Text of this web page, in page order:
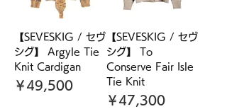
【SEVESKIG / セヴ
シグ】 Argyle Tie
Knit Cardigan
価格
￥49,500
【SEVESKIG / セヴ
シグ】 To
Conserve Fair Isle
Tie Knit
価格
￥47,300